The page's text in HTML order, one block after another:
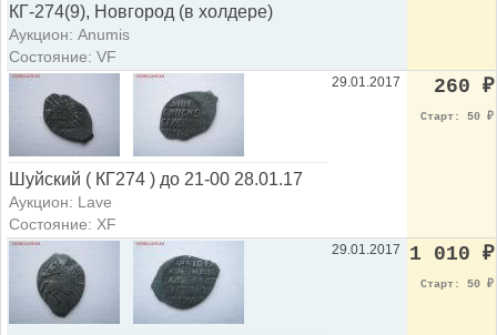
КГ-274(9), Новгород (в холдере)
Аукцион: Anumis
Состояние: VF
Шуйский ( КГ274 ) до 21-00 28.01.17
Аукцион: Lave
Состояние: XF
29.01.2017 260 ₽
Старт: 50 ₽
29.01.2017 1 010 ₽
Старт: 50 ₽